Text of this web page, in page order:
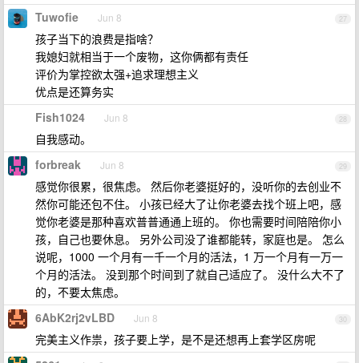
27
Tuwofie Jun 8
孩子当下的浪费是指啥？
我媳妇就相当于一个废物，这你俩都有责任
评价为掌控欲太强+追求理想主义
优点是还算务实
28
Fish1024 Jun 8
自我感动。
29
forbreak Jun 8
感觉你很累，很焦虑。 然后你老婆挺好的，没听你的去创业不
然你可能还包不住。 小孩已经大了让你老婆去找个班上吧，感
觉你老婆是那种喜欢普普通通上班的。 你也需要时间陪陪你小
孩，自己也要休息。 另外公司没了谁都能转，家庭也是。 怎么
说呢，1000 一个月有一千一个月的活法，1 万一个月有一万一
个月的活法。 没到那个时间到了就自己适应了。 没什么大不了
的，不要太焦虑。
30
6AbK2rj2vLBD Jun 8
完美主义作祟，孩子要上学，是不是还想再上套学区房呢